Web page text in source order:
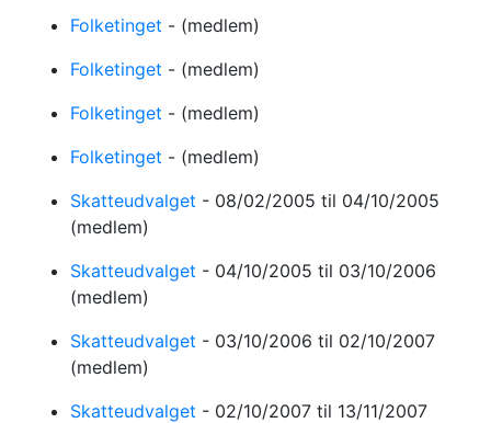
Folketinget - (medlem)
Folketinget - (medlem)
Folketinget - (medlem)
Folketinget - (medlem)
Skatteudvalget - 08/02/2005 til 04/10/2005
(medlem)
Skatteudvalget - 04/10/2005 til 03/10/2006
(medlem)
Skatteudvalget - 03/10/2006 til 02/10/2007
(medlem)
Skatteudvalget - 02/10/2007 til 13/11/2007